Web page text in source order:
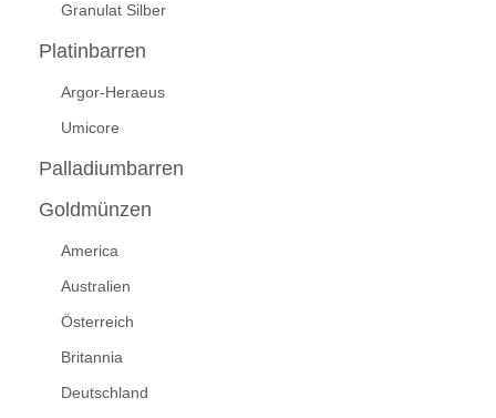
Granulat Silber
Platinbarren
Argor-Heraeus
Umicore
Palladiumbarren
Goldmünzen
America
Australien
Österreich
Britannia
Deutschland